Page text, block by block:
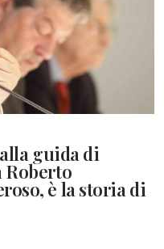
guida di
Roberto
è la storia di